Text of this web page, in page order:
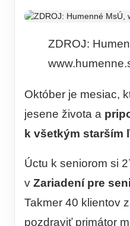
ZDROJ:
Október je mesiac,
jesene života a
k všetkým starším
Úctu k seniorom si
v Zariadení pre
Takmer 40 klientov
pozdraviť primátor